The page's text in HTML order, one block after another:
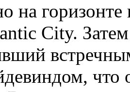
на
City.
что